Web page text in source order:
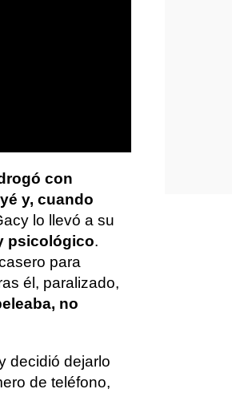
con
y, cuando
lo llevó a su
psicológico.
para
él, paralizado,
no
decidió dejarlo
de teléfono,